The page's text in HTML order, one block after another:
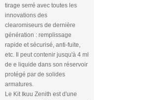
tirage serré avec toutes les
innovations des
clearomiseurs de dernière
génération : remplissage
rapide et sécurisé, anti-fuite,
etc. Il peut contenir jusqu'à 4 ml
de e liquide dans son réservoir
protégé par de solides
armatures.
Le Kit Ikuu Zenith est d'une